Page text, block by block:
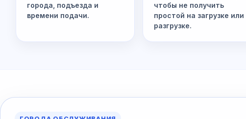
города, подъезда и
времени подачи.
чтобы не получить
простой на загрузке или
разгрузке.